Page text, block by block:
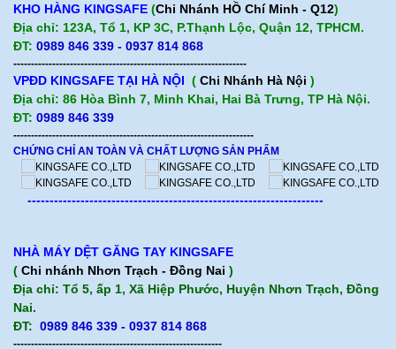
KHO HÀNG KINGSAFE (Chi Nhánh HỒ Chí Minh - Q12)
Địa chỉ: 123A, Tổ 1, KP 3C, P.Thạnh Lộc, Quận 12, TPHCM.
ĐT: 0989 846 339 - 0937 814 868
------------------------------------------------------------------
VPĐD KINGSAFE TẠI HÀ NỘI ( Chi Nhánh Hà Nội )
Địa chỉ: 86 Hòa Bình 7, Minh Khai, Hai Bà Trưng, TP Hà Nội.
ĐT: 0989 846 339
--------------------------------------------------------------------
CHỨNG CHỈ AN TOÀN VÀ CHẤT LƯỢNG SẢN PHẨM
-------------------------------------------------------------------
NHÀ MÁY DỆT GĂNG TAY KINGSAFE
( Chi nhánh Nhơn Trạch - Đồng Nai )
Địa chỉ: Tổ 5, ấp 1, Xã Hiệp Phước, Huyện Nhơn Trạch, Đồng
Nai.
ĐT: 0989 846 339 - 0937 814 868
-----------------------------------------------------------